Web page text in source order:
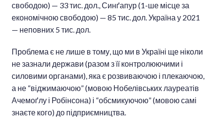
свободою) — 33 тис. дол., Синґапур (1-ше місце за
економічною свободою) — 85 тис. дол. Україна у 2021
— неповних 5 тис. дол.
Проблема є не лише в тому, що ми в Україні ще ніколи
не зазнали держави (разом з її контролюючими і
силовими органами), яка є розвиваючою і плекаючою,
а не “віджимаючою” (мовою Нобелівських лауреатів
Ачемоґлу і Робінсона) і “обсмикуючою” (мовою самі
знаєте кого) до підприємництва.